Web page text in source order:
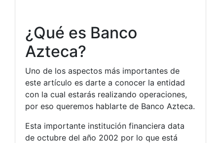
¿Qué es Banco
Azteca?
Uno de los aspectos más importantes de
este artículo es darte a conocer la entidad
con la cual estarás realizando operaciones,
por eso queremos hablarte de Banco Azteca.
Esta importante institución financiera data
de octubre del año 2002 por lo que está